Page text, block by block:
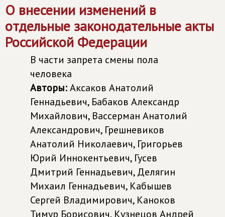
О внесении изменений в
отдельные законодательные акты
Российской Федерации
В части запрета смены пола
человека
Авторы:Аксаков Анатолий
Геннадьевич, Бабаков Александр
Михайлович, Вассерман Анатолий
Александрович, Грешневиков
Анатолий Николаевич, Григорьев
Юрий Иннокентьевич, Гусев
Дмитрий Геннадьевич, Делягин
Михаил Геннадьевич, Кабышев
Сергей Владимирович, Каноков
Тимур Борисович, Кузнецов Андрей